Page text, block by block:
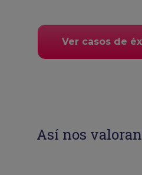
Ver casos de
Así nos